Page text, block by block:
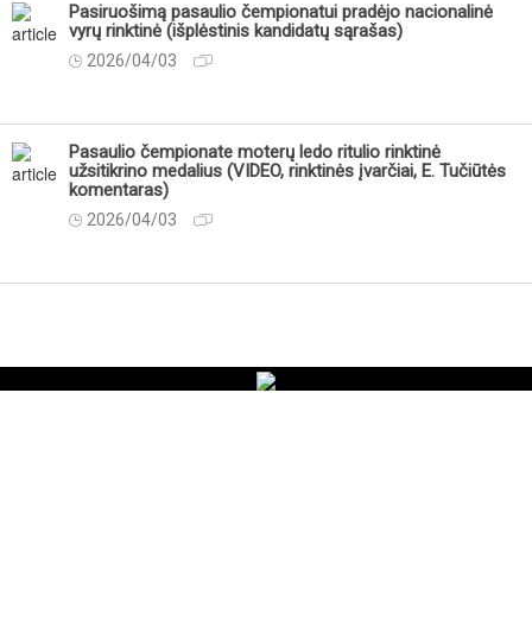
Pasiruošimą pasaulio čempionatui pradėjo nacionalinė
vyrų rinktinė (išplėstinis kandidatų sąrašas)
2026/04/03
Pasaulio čempionate moterų ledo ritulio rinktinė
užsitikrino medalius (VIDEO, rinktinės įvarčiai, E. Tučiūtės
komentaras)
2026/04/03